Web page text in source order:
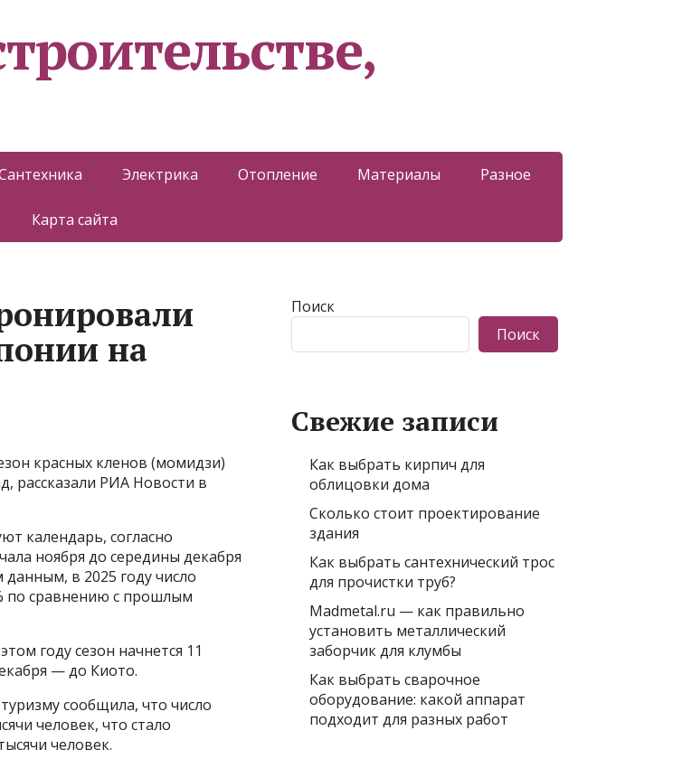
Электрика Отопление Материалы Разное
Карта сайта
на
красных кленов (момидзи)
рассказали РИА Новости в
календарь, согласно
ноября до середины декабря​​​
в 2025 году число
по сравнению с прошлым
году сезон начнется 11
— до Киото.
сообщила, что число
человек, что стало
человек.
Поиск
Поиск
Свежие записи
Как выбрать кирпич для
облицовки дома
Сколько стоит проектирование
здания
Как выбрать сантехнический трос
для прочистки труб?
Madmetal.ru — как правильно
установить металлический
заборчик для клумбы
Как выбрать сварочное
оборудование: какой аппарат
подходит для разных работ